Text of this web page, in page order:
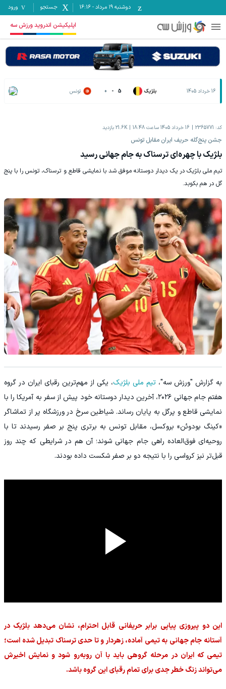
دوشنبه ۱۹ مرداد -
16:16 جستجو ورود
اپلیکیشن اندروید ورزش سه
16 خرداد 1405 بلژیک 5
-
0 تونس
کد: 2365771 16 خرداد 1405 ساعت 18:48 21.6K بازدید
جشن پنج‌گله حریف ایران مقابل تونس
بلژیک با چهره‌ای ترسناک به جام جهانی رسید
تیم ملی بلژیک در یک دیدار دوستانه موفق شد با نمایشی قاطع و ترسناک، تونس را با پنج
گل در هم بکوبد.
به گزارش "ورزش سه"، تیم ملی بلژیک، یکی از مهم‌ترین رقبای ایران در گروه
هفتم جام جهانی ۲۰۲۶، آخرین دیدار دوستانه خود پیش از سفر به آمریکا را با
نمایشی قاطع و پرگل به پایان رساند. شیاطین سرخ در ورزشگاه پر از تماشاگر
«کینگ بودوئن» بروکسل، مقابل تونس به برتری پنج بر صفر رسیدند تا با
روحیه‌ای فوق‌العاده راهی جام جهانی شوند؛ آن هم در شرایطی که چند روز
قبل‌تر نیز کرواسی را با نتیجه دو بر صفر شکست داده بودند.
این دو پیروزی پیاپی برابر حریفانی قابل احترام، نشان می‌دهد بلژیک در
آستانه جام جهانی به تیمی آماده، زهردار و تا حدی ترسناک تبدیل شده است؛
تیمی که ایران در مرحله گروهی باید با آن روبه‌رو شود و نمایش اخیرش
می‌تواند زنگ خطر جدی برای تمام رقبای این گروه باشد.